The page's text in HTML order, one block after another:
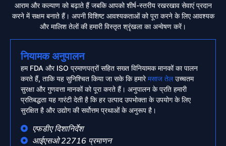
आराम और कल्याण को बढ़ाते हैं जबकि आपको शीर्ष-स्तरीय रखरखाव सेवाएं प्रदान
करने में सक्षम बनाते हैं। अपनी विशिष्ट आवश्यकताओं को पूरा करने के लिए आवश्यक
और मालिश तेलों की हमारी विस्तृत श्रृंखला का अन्वेषण करें।
नियामक अनुपालन
हम FDA और ISO प्रमाणपत्रों सहित सख्त विनियामक मानकों का पालन
करते हैं, ताकि यह सुनिश्चित किया जा सके कि हमारेमसाज तेलउच्चतम
सुरक्षा और गुणवत्ता मानकों को पूरा करते हैं। अनुपालन के प्रति हमारी
प्रतिबद्धता यह गारंटी देती है कि हर उत्पाद उपभोक्ता के उपयोग के लिए
सुरक्षित है और उद्योग की सर्वोत्तम प्रथाओं के अनुरूप है।
एफडीए दिशानिर्देश
आईएसओ 22716 प्रमाणन